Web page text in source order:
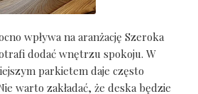
wpływa na aranżację Szeroka
dodać wnętrzu spokoju. W
parkietem daje często
warto zakładać, że deska będzie